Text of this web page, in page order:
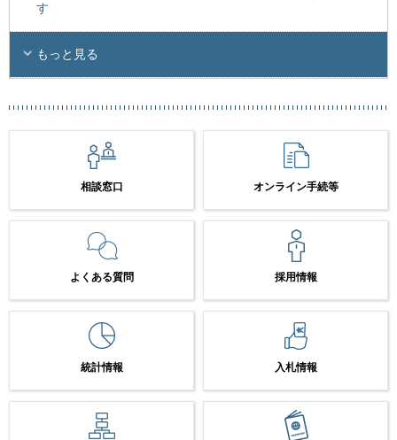
す
もっと見る
相談窓口 オンライン手続等
よくある質問 採用情報
統計情報 入札情報